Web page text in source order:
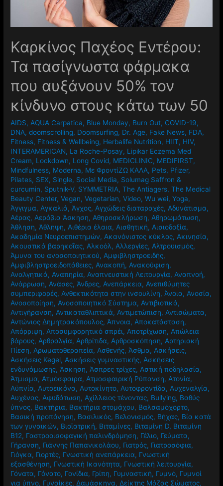
Καρκίνος Παχέος Εντέρου:
Τα πασίγνωστα φάρμακα
που αυξάνουν 50% τον
κίνδυνο στους κάτω των 50
AIDS, AQUA Carpatica, Blue Monday, Burn Out, COVID-19,
DNA,doomscrolling, Doomsurfing, Dr. Age, Fake News, FDA,
Fitness, Fitness & Wellbeing, Herbalife Nutrition, HIIT, HIV,
INTERAMERICAN, La Roche-Posay, Lipikar Eczema Med
Cream, Lockdown, Long Covid, MEDICLINIC, MEDIFIRST,
Mindfulness, Moderna, Mε ΦροντίΖΩ ΚΑΛΑ, Pets, Pfizer,
Pilates, SEX, Single, Social Media, Solumag Saffron &
curcumin, Sputnik-V, SYMMETRIA,The Antiagers,The Medical
Beauty Center,Vegan,Vegetarian,Video,Wu wei,Yoga,
Άγγιγμα, Αγκαλιά, Άγχος, Αγχώδεις διαταραχές, Αδυνάτισμα,
Αέρας, Αερόβια Άσκηση, Αθηροσκλήρωση, Αθηρωμάτωση,
Άθληση, Άθληψη, Αιθέρια έλαια, Αισθητική, Αισιοδοξία,
Ακαδημία Νευροεπιστημών, Ακανόνιστος κύκλος, Ακινησία,
Ακουστικά βαρηκοΐας, Αλκοόλ, Αλλεργίες, Αλτρουισμός,
Άμυνα του ανοσοποιητικού, Αμφιβληστροειδής,
Αμφιβληστροειδοπάθειες, Ανακοπή, Ανακούφιση,
Αναλγητικά, Αναπηρία, Αναπνευστική Λειτουργία, Αναπνοή,
Ανάρρωση, Ανάσες, Άνδρες, Ανεπάρκεια, Ανεπιθύμητες
συμπεριφορές, Ανθεκτικότητα στην ινσουλίνη, Άνοια, Ανοσία,
Ανοσοποίηση, Ανοσοποιητικό Σύστημα, Αντιβιοτικά,
Αντιγήρανση, Αντικαταθλιπτικά, Αντιμετώπιση, Αντισώματα,
Αντώνιος Δημητρακόπουλος, Άπνοια, Αποκατάσταση,
Απόρριψη, Αποσυμφορητικό σπρέι, Αποτρίχωση, Απώλεια
βάρους, Αρθραλγία, Αρθρίτιδα, Αρθροσκόπηση, Αρτηριακή
Πίεση, Αρωματοθεραπεία, Ασθενής, Άσθμα, Ασκήσεις,
Ασκήσεις Kegel, Ασκήσεις γυμναστικής, Ασκήσεις
ενδυνάμωσης, Άσκηση, Άσπρες τρίχες, Αστική ποδηλασία,
Άτμισμα, Ατμόσφαιρα, Ατμοσφαιρική Ρύπανση, Ατονία,
Αϋπνία, Αυτοεικόνα, Αυτοκίνητο, Αυτοφροντίδα, Αυχεναλγία,
Αυχένας, Αφυδάτωση, Αχίλλειος τένοντας, Βullying, Βαθύς
ύπνος, Βακτήρια, Βακτήρια στομάχου, Βαλσαμόχορτο,
Βασική προπόνηση, Βασιλικός, Βελονισμός, Βήχας, Βία κατά
των γυναικών, Βιοϊατρική, Βιταμίνες, Βιταμίνη D, Βιταμίνη
Β12, Γαστροοισοφαγική παλινδρόμηση, Γέλιο, Γεύματα,
Γήρανση, Γιάννης Παπανικολάου, Γιατρός, Γιατροσόφια,
Γιόγκα, Γιορτές, Γνωστική ανεπάρκεια, Γνωστική
εξασθένηση, Γνωστική Ικανότητα, Γνωστική λειτουργία,
Γόνατα, Γόνατο, Γονίδια, Γρίπη, Γυμναστική, Γυμνό, Γυμνοί
για ύπνο, Γυναίκες, Δαμάσκηνα, Δείκτης Μάζας Σώματος,